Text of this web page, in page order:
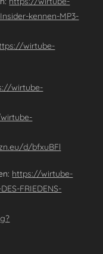
kennen-MP3-
wirtube-
wirtube-
d/bfxuBFl
https://wirtube-
FRIEDENS-